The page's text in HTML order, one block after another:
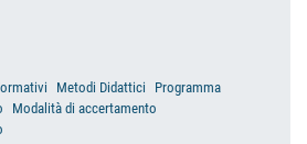
Metodi Didattici
Programma
Modalità di accertamento